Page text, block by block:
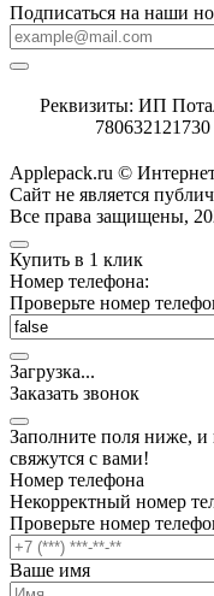
Подписаться на наши
Реквизиты: ИП
Applepack.ru ©
Cайт не является
Все права защищены,
Купить в 1 клик
Номер телефона:
Проверьте номер
Загрузка...
Заказать звонок
Заполните поля ниже,
свяжутся с вами!
Номер телефона
Некорректный номер
Проверьте номер
Ваше имя